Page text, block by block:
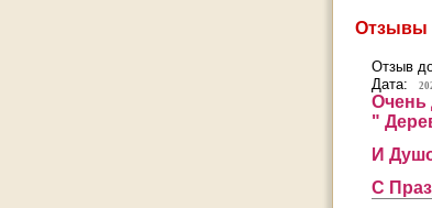
Отзывы
Отзыв
Дата:
Очень
"
И
С